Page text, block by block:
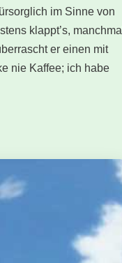
im Sinne von
klappt’s, manchmal
er einen mit
nie Kaffee; ich habe